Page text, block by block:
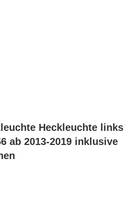
Heckleuchte links
ab 2013-2019 inklusive